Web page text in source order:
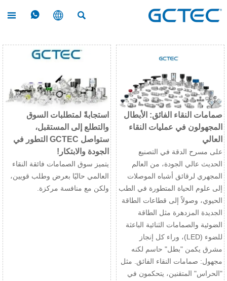




استجابةً لمتطلبات السوق
والتطلع إلى المستقبل،
ستواصل GCTEC التطور في
الجودة والابتكار!
يتميز سوق الصمامات فائقة النقاء
العالمي حاليًا بعرض وطلب قويين،
ولكن مع منافسة مركزة.
صمامات النقاء الفائق: الأبطال
المجهولون في عمليات النقاء
العالي
على مسرح الدقة في التصنيع
الحديث عالي الجودة، من العالم
المجهري لرقائق أشباه الموصلات
إلى علوم الحياة المتطورة في الطب
الحيوي، وصولاً إلى قطاعات الطاقة
الجديدة المزدهرة مثل الطاقة
الضوئية والصمامات الثنائية الباعثة
للضوء (LED)، وراء كل إنجاز
مشرق يكمن "بطل" حاسم لكنه
مجهول: صمامات النقاء الفائق. مثل
"الحراس" المتقنين، يتحكمون في